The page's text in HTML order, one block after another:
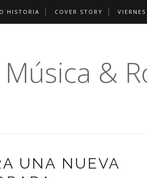
HISTORIA COVER STORY VIERNES
Música &
UNA NUEVA